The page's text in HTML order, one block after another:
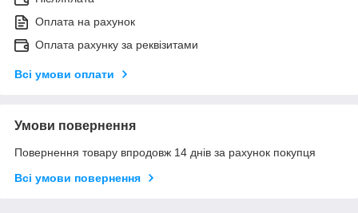
Оплата на рахунок
Оплата рахунку за реквізитами
Всі умови оплати
Умови повернення
Повернення товару впродовж 14 днів за рахунок покупця
Всі умови повернення